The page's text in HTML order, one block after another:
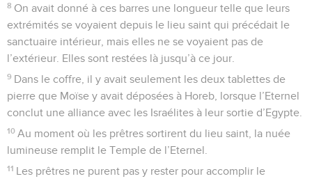
8 On avait donné à ces barres une longueur telle que leurs
extrémités se voyaient depuis le lieu saint qui précédait le
sanctuaire intérieur, mais elles ne se voyaient pas de
l’extérieur. Elles sont restées là jusqu’à ce jour.
9 Dans le coffre, il y avait seulement les deux tablettes de
pierre que Moïse y avait déposées à Horeb, lorsque l’Eternel
conclut une alliance avec les Israélites à leur sortie d’Egypte.
10 Au moment où les prêtres sortirent du lieu saint, la nuée
lumineuse remplit le Temple de l’Eternel.
11 Les prêtres ne purent pas y rester pour accomplir le